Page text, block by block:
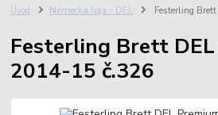
Úvod Německá liga - DEL Festerling
Festerling Brett
2014-15 č.326